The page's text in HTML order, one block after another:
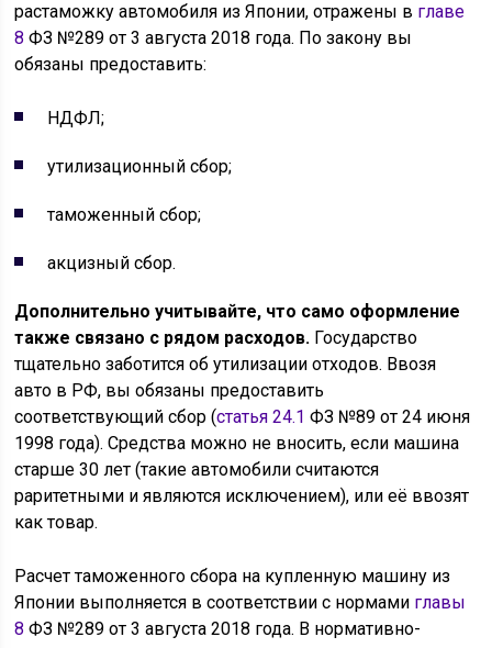
растаможку автомобиля из Японии, отражены в главе
8 ФЗ №289 от 3 августа 2018 года. По закону вы
обязаны предоставить:
НДФЛ;
утилизационный сбор;
таможенный сбор;
акцизный сбор.
Дополнительно учитывайте, что само оформление
также связано с рядом расходов. Государство
тщательно заботится об утилизации отходов. Ввозя
авто в РФ, вы обязаны предоставить
соответствующий сбор (статья 24.1 ФЗ №89 от 24 июня
1998 года). Средства можно не вносить, если машина
старше 30 лет (такие автомобили считаются
раритетными и являются исключением), или её ввозят
как товар.
Расчет таможенного сбора на купленную машину из
Японии выполняется в соответствии с нормами главы
8 ФЗ №289 от 3 августа 2018 года. В нормативно-